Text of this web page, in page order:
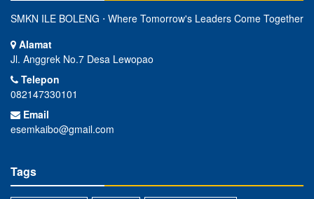
SMKN ILE BOLENG ⋅ Where Tomorrow's Leaders Come Together
Alamat
Jl. Anggrek No.7 Desa Lewopao
Telepon
082147330101
Email
esemkaibo@gmail.com
Tags